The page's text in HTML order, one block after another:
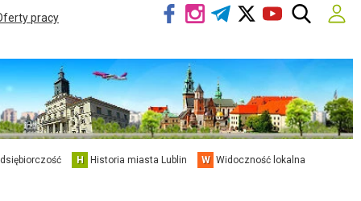
pracy
H Historia miasta Lublin W Widoczność lokalna